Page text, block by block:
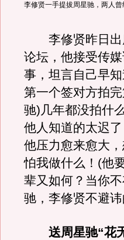
李修贤一手提拔周星驰，两人曾
李修贤昨日出
论坛，他接受传
事，坦言自己早
第一个签对方拍
驰)几年都没拍什
他人知道的太迟
他压力愈来愈大
怕我做什么！(他
辈又如何？当你
驰，李修贤不避
送周星驰“花